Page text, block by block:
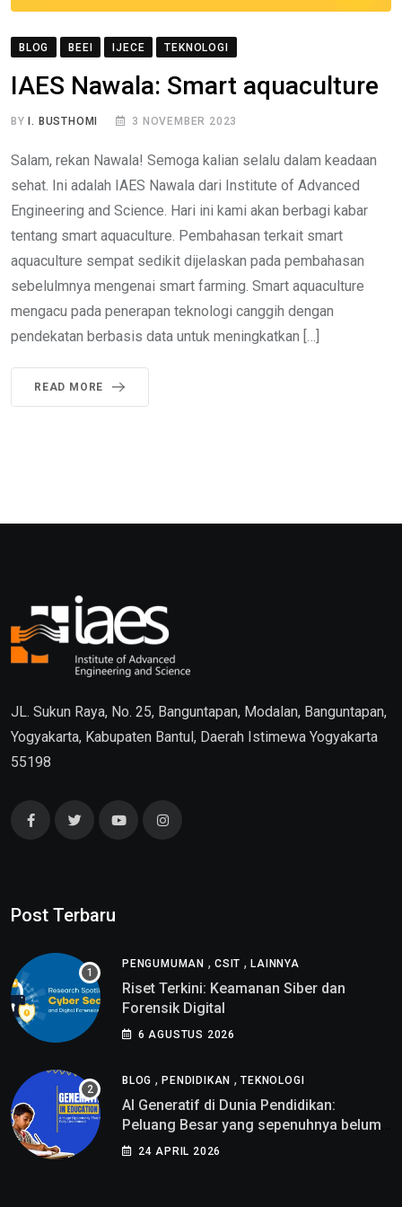
BLOG BEEI IJECE TEKNOLOGI
IAES Nawala: Smart aquaculture
BY I. BUSTHOMI 3 NOVEMBER 2023
Salam, rekan Nawala! Semoga kalian selalu dalam keadaan
sehat. Ini adalah IAES Nawala dari Institute of Advanced
Engineering and Science. Hari ini kami akan berbagi kabar
tentang smart aquaculture. Pembahasan terkait smart
aquaculture sempat sedikit dijelaskan pada pembahasan
sebelulmnya mengenai smart farming. Smart aquaculture
mengacu pada penerapan teknologi canggih dengan
pendekatan berbasis data untuk meningkatkan […]
READ MORE
JL. Sukun Raya, No. 25, Banguntapan, Modalan, Banguntapan,
Yogyakarta, Kabupaten Bantul, Daerah Istimewa Yogyakarta
55198
Post Terbaru
PENGUMUMAN , CSIT ,LAINNYA
Riset Terkini: Keamanan Siber dan
Forensik Digital
6 AGUSTUS 2026
BLOG ,PENDIDIKAN ,TEKNOLOGI
AI Generatif di Dunia Pendidikan:
Peluang Besar yang sepenuhnya belum
di pahami
24 APRIL 2026